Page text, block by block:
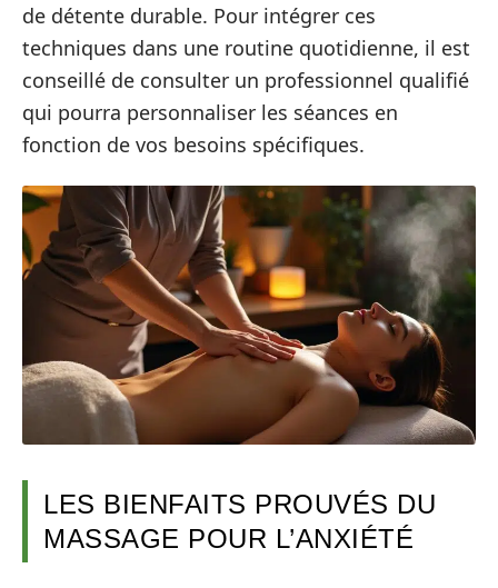
de détente durable. Pour intégrer ces
techniques dans une routine quotidienne, il est
conseillé de consulter un professionnel qualifié
qui pourra personnaliser les séances en
fonction de vos besoins spécifiques.
LES BIENFAITS PROUVÉS DU
MASSAGE POUR L’ANXIÉTÉ